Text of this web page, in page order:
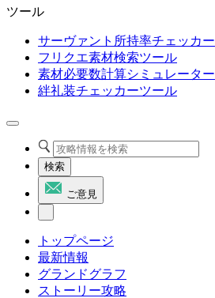
ツール
サーヴァント所持率チェッカー
フリクエ素材検索ツール
素材必要数計算シミュレーター
絆礼装チェッカーツール
検索
ご意見
トップページ
最新情報
グランドグラフ
ストーリー攻略